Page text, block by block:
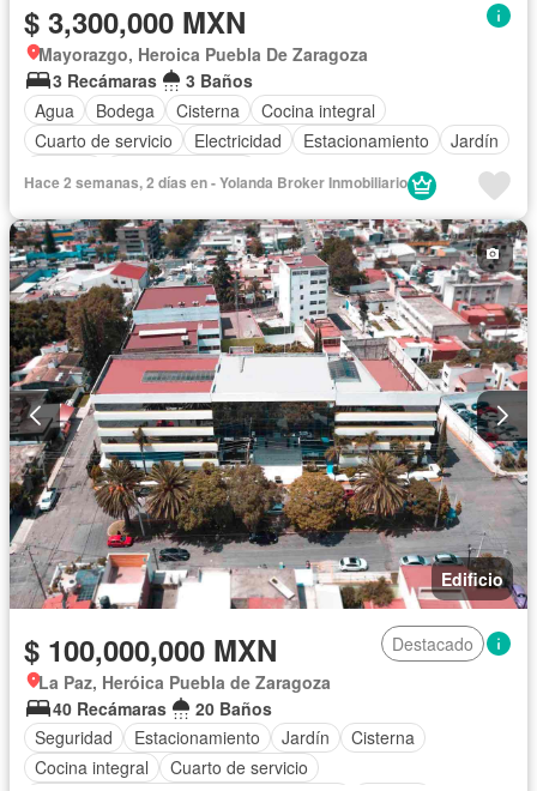
$ 3,300,000 MXN
Mayorazgo, Heroica Puebla De Zaragoza
3 Recámaras
3 Baños
Agua
Bodega Cisterna
Cocina integral
Cuarto de servicio
Electricidad Estacionamiento
Jardín
Hace 2 semanas, 2 días en - Yolanda Broker Inmobiliario
Edificio
$ 100,000,000 MXN
Destacado
La Paz, Heróica Puebla de Zaragoza
40 Recámaras
20 Baños
Seguridad
Estacionamiento Jardín
Cisterna
Cocina integral
Cuarto de servicio